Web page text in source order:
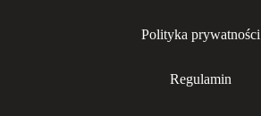
Polityka prywatności
Regulamin